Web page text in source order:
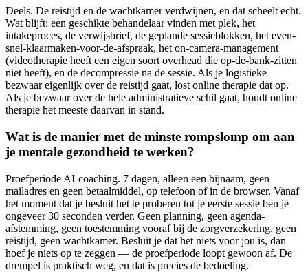
Deels. De reistijd en de wachtkamer verdwijnen, en dat scheelt echt.
Wat blijft: een geschikte behandelaar vinden met plek, het
intakeproces, de verwijsbrief, de geplande sessieblokken, het even-
snel-klaarmaken-voor-de-afspraak, het on-camera-management
(videotherapie heeft een eigen soort overhead die op-de-bank-zitten
niet heeft), en de decompressie na de sessie. Als je logistieke
bezwaar eigenlijk over de reistijd gaat, lost online therapie dat op.
Als je bezwaar over de hele administratieve schil gaat, houdt online
therapie het meeste daarvan in stand.
Wat is de manier met de minste rompslomp om aan
je mentale gezondheid te werken?
Proefperiode AI-coaching. 7 dagen, alleen een bijnaam, geen
mailadres en geen betaalmiddel, op telefoon of in de browser. Vanaf
het moment dat je besluit het te proberen tot je eerste sessie ben je
ongeveer 30 seconden verder. Geen planning, geen agenda-
afstemming, geen toestemming vooraf bij de zorgverzekering, geen
reistijd, geen wachtkamer. Besluit je dat het niets voor jou is, dan
hoef je niets op te zeggen — de proefperiode loopt gewoon af. De
drempel is praktisch weg, en dat is precies de bedoeling.